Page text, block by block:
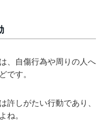
、自傷行為や周りの人へ
です。
許しがたい行動であり、
ね。